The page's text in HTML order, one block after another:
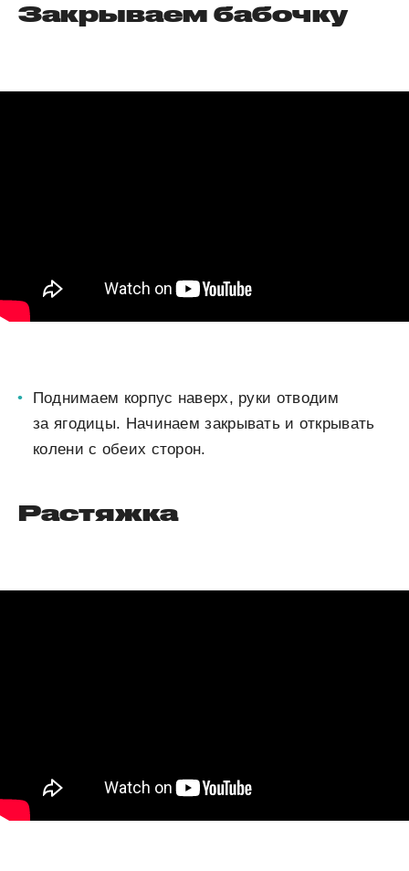
Закрываем бабочку
Поднимаем корпус наверх, руки отводим
за ягодицы. Начинаем закрывать и открывать
колени с обеих сторон.
Растяжка